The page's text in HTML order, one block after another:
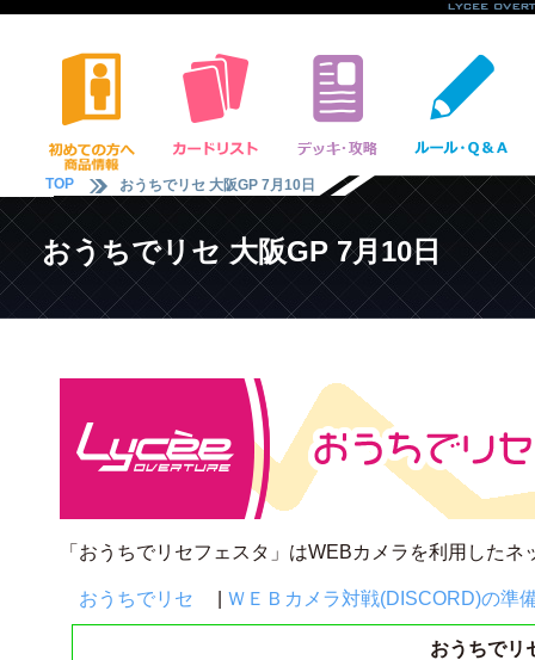
TOP おうちでリセ 大阪GP 7月10日
おうちでリセ 大阪GP 7月10日
「おうちでリセフェスタ」はWEBカメラを利用した
おうちでリセ ＷＥＢカメラ対戦(DISCORD)の準
おうちでリ